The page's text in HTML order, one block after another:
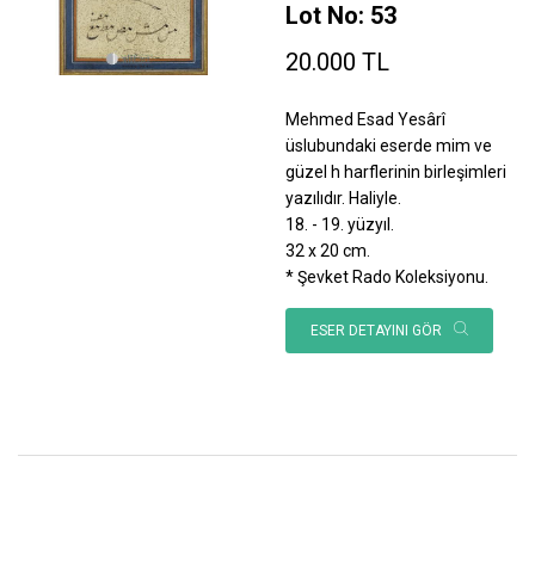
Lot No: 53
20.000 TL
Mehmed Esad Yesârî
üslubundaki eserde mim ve
güzel h harflerinin birleşimleri
yazılıdır. Haliyle.
18. - 19. yüzyıl.
32 x 20 cm.
* Şevket Rado Koleksiyonu.
ESER DETAYINI GÖR